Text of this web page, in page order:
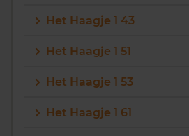
Het Haagje 1 43
Het Haagje 1 51
Het Haagje 1 53
Het Haagje 1 61